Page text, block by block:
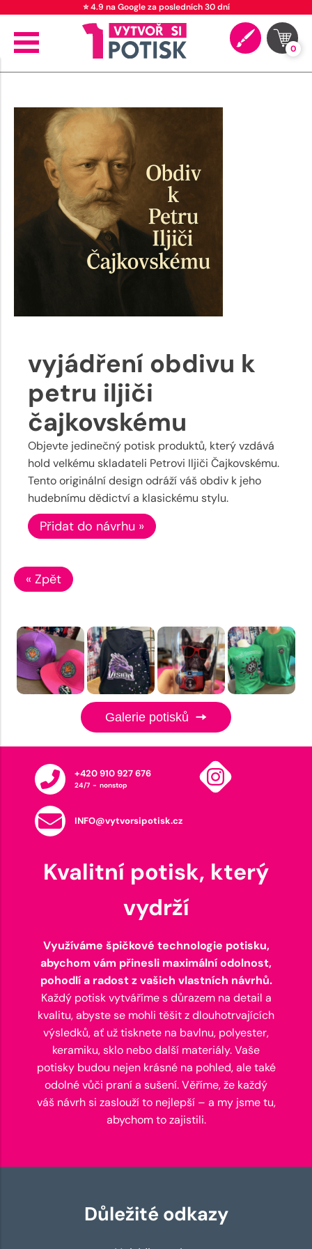
⭐ 4.9 na Google za posledních 30 dní
0
vyjádření obdivu k
petru iljiči
čajkovskému
Objevte jedinečný potisk produktů, který vzdává
hold velkému skladateli Petrovi Iljiči Čajkovskému.
Tento originální design odráží váš obdiv k jeho
hudebnímu dědictví a klasickému stylu.
Přidat do návrhu »
« Zpět
Galerie potisků
+420 910 927 676
24/7 - nonstop
INFO@vytvorsipotisk.cz
Kvalitní potisk, který
vydrží
Využíváme špičkové technologie potisku,
abychom vám přinesli maximální odolnost,
pohodlí a radost z vašich vlastních návrhů.
Každý potisk vytváříme s důrazem na detail a
kvalitu, abyste se mohli těšit z dlouhotrvajících
výsledků, ať už tisknete na bavlnu, polyester,
keramiku, sklo nebo další materiály. Vaše
potisky budou nejen krásné na pohled, ale také
odolné vůči praní a sušení. Věříme, že každý
váš návrh si zaslouží to nejlepší – a my jsme tu,
abychom to zajistili.
Důležité odkazy